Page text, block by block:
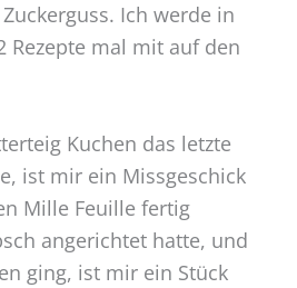
Ich werde in
Rezepte mal mit auf den
Kuchen das letzte
ist mir ein Missgeschick
Mille Feuille fertig
angerichtet hatte, und
ging, ist mir ein Stück